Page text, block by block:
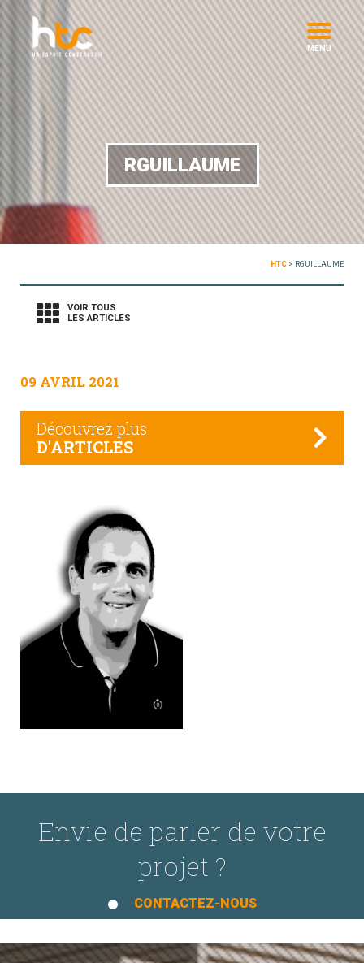
MENU
RGUILLAUME
HTC > RGUILLAUME
VOIR TOUS
LES ARTICLES
09 AVRIL 2021
Découvrez plus
D'ARTICLES
Envie de parler de votre
projet ?
CONTACTEZ-NOUS